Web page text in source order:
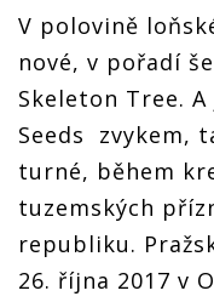
V polovině
nové, v pořadí
Skeleton Tree.
Seeds zvykem,
turné, během
tuzemských
republiku.
26. října 2017 v